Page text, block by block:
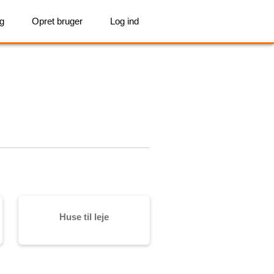
Opret bruger Log ind
Huse til leje